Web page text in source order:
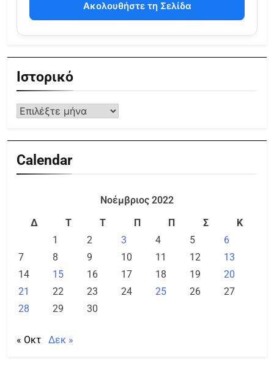
Ακολουθήστε τη Σελίδα
Ιστορικό
Calendar
Νοέμβριος 2022
Δ
Τ Τ Π Π Σ
Κ
1
2 3 4 5
6
7
8 9 10 11 12
13
14
15 16 17 18 19
20
21
22 23 24 25 26
27
28
29 30
« Οκτ Δεκ »